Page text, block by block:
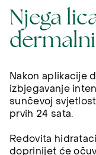
Njega
Nakon aplikacije
izbjegavanje
sunčevoj
prvih 24 sata.
Redovita
doprinijet će